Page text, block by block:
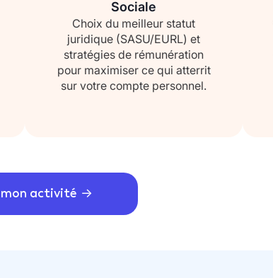
Sociale
Choix du meilleur statut
juridique (SASU/EURL) et
stratégies de rémunération
pour maximiser ce qui atterrit
sur votre compte personnel.
mon activité